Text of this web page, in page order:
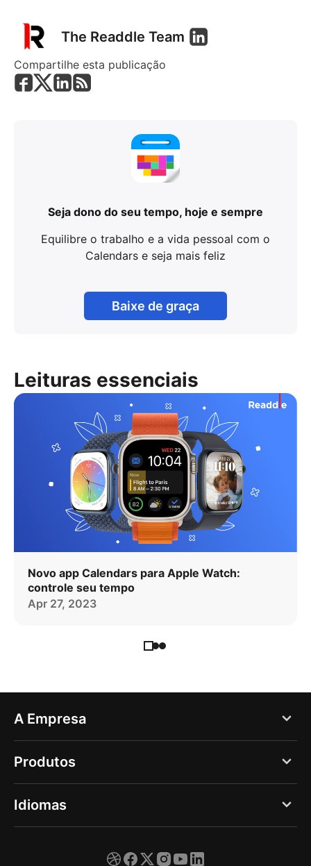
The Readdle Team
Compartilhe esta publicação
Seja dono do seu tempo, hoje e sempre
Equilibre o trabalho e a vida pessoal com o
Calendars e seja mais feliz
Baixe de graça
Leituras essenciais
Novo app Calendars para Apple Watch:
controle seu tempo
Apr 27, 2023
A Empresa
Blog
Quem somos
Vagas
Produtos
PDF Expert
Documents
Idiomas